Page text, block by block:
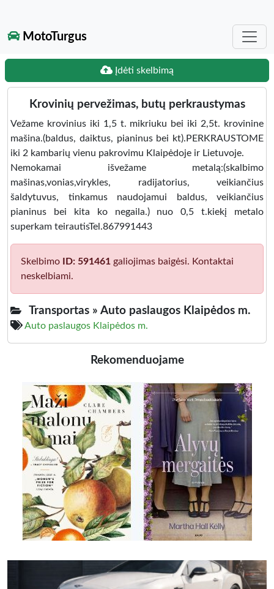
MotoTurgus
Įdėti skelbimą
Krovinių pervežimas, butų perkraustymas
Vežame krovinius iki 1,5 t. mikriuku bei iki 2,5t. krovinine
mašina.(baldus, daiktus, pianinus bei kt).PERKRAUSTOME
iki 2 kambarių vienu pakrovimu Klaipėdoje ir Lietuvoje.
Nemokamai išvežame metalą:(skalbimo
mašinas,vonias,virykles, radijatorius, veikiančius
šaldytuvus, tinkamus naudojamui baldus, veikiančius
pianinus bei kita ko negaila.) nuo 0,5 t.kiekį metalo
superkam teirautisTel.867991443
Skelbimo ID: 591461 galiojimas baigėsi. Kontaktai
neskelbiami.
Transportas » Auto paslaugos Klaipėdos m.
Auto paslaugos Klaipėdos m.
Rekomenduojame